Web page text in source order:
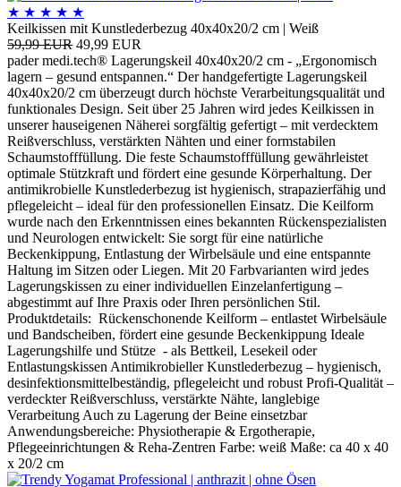
★ ★ ★ ★ ★
Keilkissen mit Kunstlederbezug 40x40x20/2 cm | Weiß
59,99 EUR 49,99 EUR
pader medi.tech® Lagerungskeil 40x40x20/2 cm - „Ergonomisch
lagern – gesund entspannen.“ Der handgefertigte Lagerungskeil
40x40x20/2 cm überzeugt durch höchste Verarbeitungsqualität und
funktionales Design. Seit über 25 Jahren wird jedes Keilkissen in
unserer hauseigenen Näherei sorgfältig gefertigt – mit verdecktem
Reißverschluss, verstärkten Nähten und einer formstabilen
Schaumstofffüllung. Die feste Schaumstofffüllung gewährleistet
optimale Stützkraft und fördert eine gesunde Körperhaltung. Der
antimikrobielle Kunstlederbezug ist hygienisch, strapazierfähig und
pflegeleicht – ideal für den professionellen Einsatz. Die Keilform
wurde nach den Erkenntnissen eines bekannten Rückenspezialisten
und Neurologen entwickelt: Sie sorgt für eine natürliche
Beckenkippung, Entlastung der Wirbelsäule und eine entspannte
Haltung im Sitzen oder Liegen. Mit 20 Farbvarianten wird jedes
Lagerungskissen zu einer individuellen Einzelanfertigung –
abgestimmt auf Ihre Praxis oder Ihren persönlichen Stil.
Produktdetails: Rückenschonende Keilform – entlastet Wirbelsäule
und Bandscheiben, fördert eine gesunde Beckenkippung Ideale
Lagerungshilfe und Stütze - als Bettkeil, Lesekeil oder
Entlastungskissen Antimikrobieller Kunstlederbezug – hygienisch,
desinfektionsmittelbeständig, pflegeleicht und robust Profi-Qualität –
verdeckter Reißverschluss, verstärkte Nähte, langlebige
Verarbeitung Auch zu Lagerung der Beine einsetzbar
Anwendungsbereiche: Physiotherapie & Ergotherapie,
Pflegeeinrichtungen & Reha-Zentren Farbe: weiß Maße: ca 40 x 40
x 20/2 cm